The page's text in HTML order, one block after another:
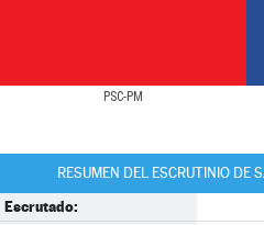
PSC-PM
RESUMEN DEL ESCRUTINIO DE
Escrutado: